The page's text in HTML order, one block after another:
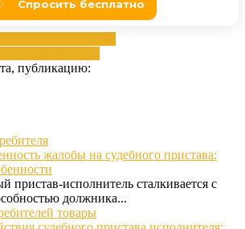
публикацию:
жалобы на судебного пристава:
пристав-исполнитель сталкивается с
должника...